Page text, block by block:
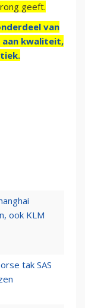
geeft.
van
aan kwaliteit,
ook KLM
tak SAS